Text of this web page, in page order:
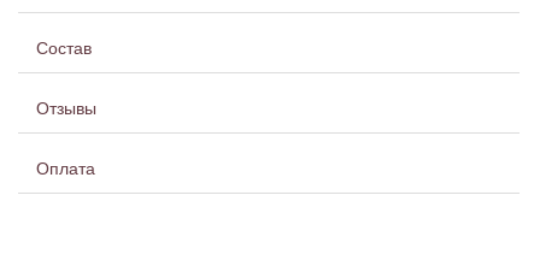
Состав
Отзывы
Оплата